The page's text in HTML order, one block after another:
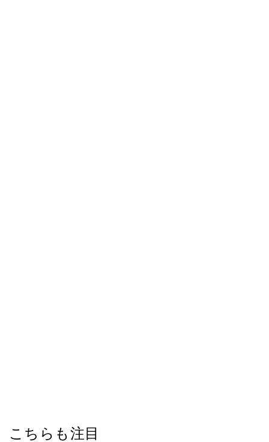
こちらも注目